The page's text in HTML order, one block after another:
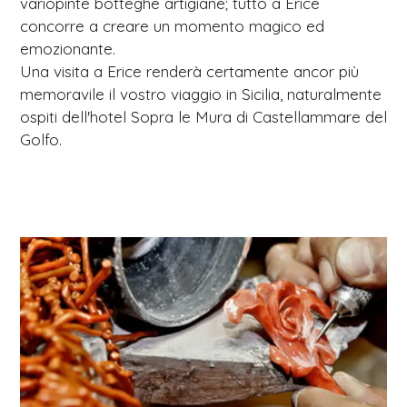
concorre a creare un momento magico ed
emozionante.
Una visita a Erice renderà certamente ancor più
memoravile il vostro viaggio in Sicilia, naturalmente
ospiti dell'hotel Sopra le Mura di Castellammare del
Golfo.